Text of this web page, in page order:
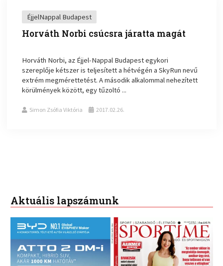
ÉjjelNappal Budapest
Horváth Norbi csúcsra járatta magát
Horváth Norbi, az Éjjel-Nappal Budapest egykori
szereplője kétszer is teljesített a hétvégén a SkyRun nevű
extrém megmérettetést. A második alkalommal nehezített
körülmények között, egy tűzoltó ...
Simon Zsófia Viktória 2017.02.26.
Aktuális lapszámunk